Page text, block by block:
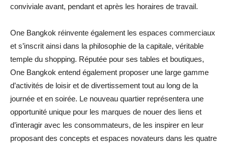
conviviale avant, pendant et après les horaires de travail.
One Bangkok réinvente également les espaces commerciaux
et s’inscrit ainsi dans la philosophie de la capitale, véritable
temple du shopping. Réputée pour ses tables et boutiques,
One Bangkok entend également proposer une large gamme
d’activités de loisir et de divertissement tout au long de la
journée et en soirée. Le nouveau quartier représentera une
opportunité unique pour les marques de nouer des liens et
d’interagir avec les consommateurs, de les inspirer en leur
proposant des concepts et espaces novateurs dans les quatre